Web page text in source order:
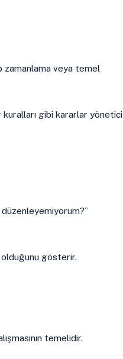
zamanlama veya temel
gibi kararlar yönetici
olduğunu gösterir.
temelidir.